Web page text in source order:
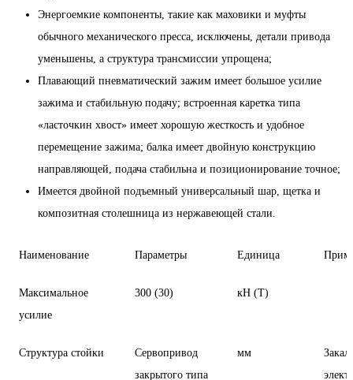
Энергоемкие компоненты, такие как маховики и муфты
обычного механического пресса, исключены, детали привода
уменьшены, а структура трансмиссии упрощена;
Плавающий пневматический зажим имеет большое усилие
зажима и стабильную подачу; встроенная каретка типа
«ласточкин хвост» имеет хорошую жесткость и удобное
перемещение зажима; балка имеет двойную конструкцию
направляющей, подача стабильна и позиционирование точное;
Имеется двойной подъемный универсальный шар, щетка и
композитная столешница из нержавеющей стали.
Наименование Параметры Единица
Максимальное
усилие
300 (30) кН (T)
Структура стойки
Сервопривод
закрытого типа
мм